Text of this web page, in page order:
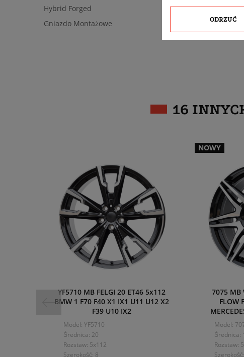
Hybrid Forged
Tak
Gniazdo Montażowe
16
YF5710 MB FELGI 20 ET46 5x112
BMW 1 F70 F40 X1 IX1 U11 U12 X2
F39 U10 IX2
Model: YF5710
Średnica: 20
Rozstaw: 5x112
Szerokość: 8
NOWY
7075 MB
FLOW
Model:
Średnica:
Rozstaw:
ODRZUĆ